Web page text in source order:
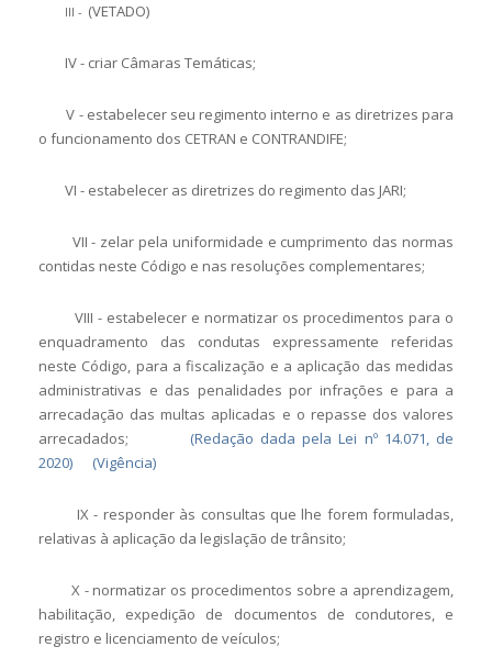
III - (VETADO)
IV - criar Câmaras Temáticas;
V - estabelecer seu regimento interno e as diretrizes para
o funcionamento dos CETRAN e CONTRANDIFE;
VI - estabelecer as diretrizes do regimento das JARI;
VII - zelar pela uniformidade e cumprimento das normas
contidas neste Código e nas resoluções complementares;
VIII - estabelecer e normatizar os procedimentos para o
enquadramento das condutas expressamente referidas
neste Código, para a fiscalização e a aplicação das medidas
administrativas e das penalidades por infrações e para a
arrecadação das multas aplicadas e o repasse dos valores
arrecadados;
(Redação dada pela Lei nº 14.071, de
2020)
(Vigência)
IX - responder às consultas que lhe forem formuladas,
relativas à aplicação da legislação de trânsito;
X - normatizar os procedimentos sobre a aprendizagem,
habilitação, expedição de documentos de condutores, e
registro e licenciamento de veículos;